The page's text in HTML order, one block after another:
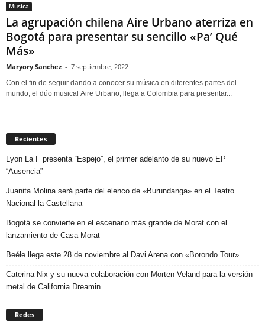
Musica
La agrupación chilena Aire Urbano aterriza en
Bogotá para presentar su sencillo «Pa’ Qué
Más»
Maryory Sanchez - 7 septiembre, 2022
Con el fin de seguir dando a conocer su música en diferentes partes del
mundo, el dúo musical Aire Urbano, llega a Colombia para presentar...
Recientes
Lyon La F presenta “Espejo”, el primer adelanto de su nuevo EP
“Ausencia”
Juanita Molina será parte del elenco de «Burundanga» en el Teatro
Nacional la Castellana
Bogotá se convierte en el escenario más grande de Morat con el
lanzamiento de Casa Morat
Beéle llega este 28 de noviembre al Davi Arena con «Borondo Tour»
Caterina Nix y su nueva colaboración con Morten Veland para la versión
metal de California Dreamin
Redes